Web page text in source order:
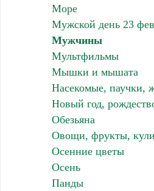
Море
Мужской день 23
Мужчины
Мультфильмы
Мышки и мышата
Насекомые, паучки,
Новый год,
Обезьяна
Овощи, фрукты,
Осенние цветы
Осень
Панды